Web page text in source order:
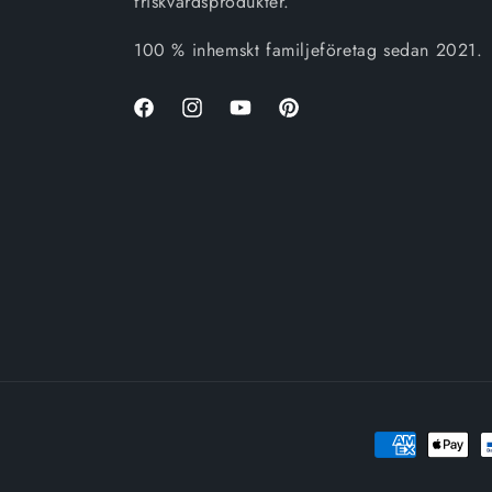
100 % inhemskt familjeföretag sedan 2021.
FacebookInstagramYoutubePinterest